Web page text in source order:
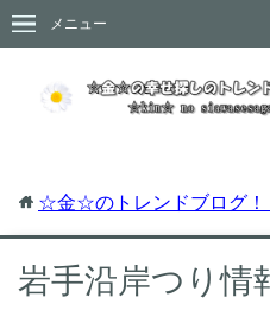
メニュー
☆金☆のトレンドブログ！
岩手沿岸つり情